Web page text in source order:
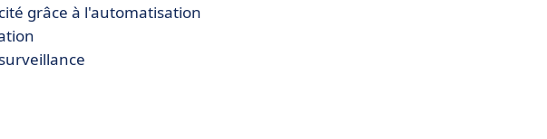
grâce à l'automatisation